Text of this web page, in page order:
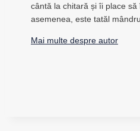
cântă la chitară și îi place
asemenea, este tatăl
Mai multe despre autor